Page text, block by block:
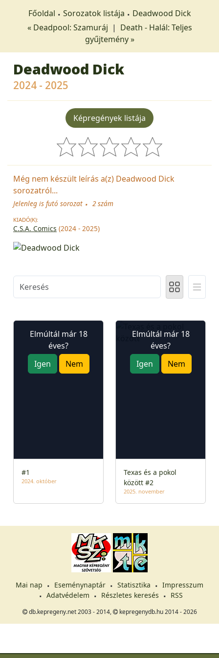
Főoldal Sorozatok listája
Deadwood Dick
« Deadpool: Szamuráj | Death - Halál: Teljes
gyűjtemény »
Deadwood Dick
2024 - 2025
Képregények listája
Még nem készült leírás a(z) Deadwood Dick
sorozatról...
Jelenleg is futó sorozat 2 szám
KIADÓ(K):
C.S.A. Comics (2024 - 2025)
Elmúltál már 18
éves?
Igen
Nem
#1
2024. október
Elmúltál már 18
éves?
Igen
Nem
Texas és a pokol
között #2
2025. november
Mai nap Eseménynaptár Statisztika
Impresszum
Adatvédelem
Részletes keresés RSS
db.kepregeny.net 2003 - 2014, kepregenydb.hu 2014 - 2026